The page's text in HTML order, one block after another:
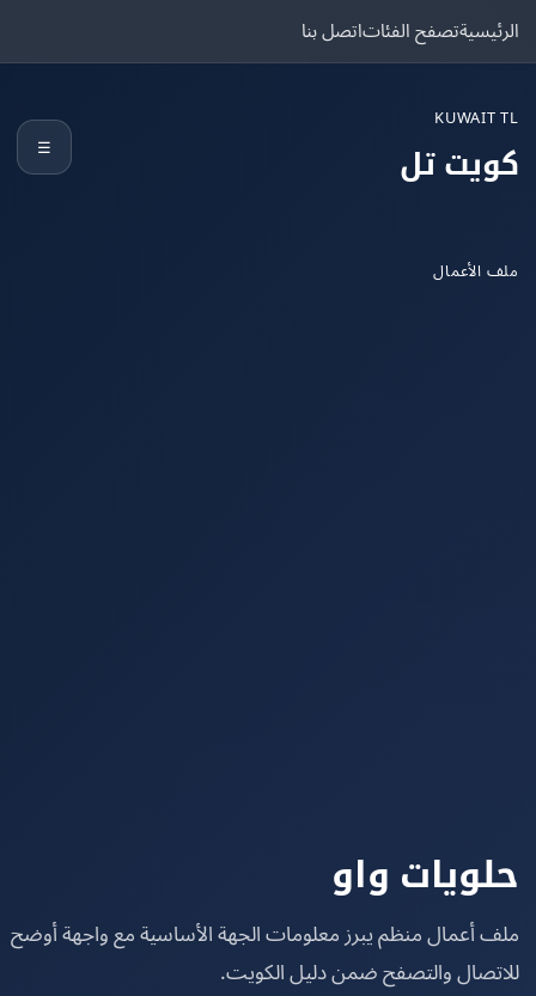
تصفح الفئاتاتصل بنا
تل
واو
منظم يبرز معلومات الجهة الأساسية مع واجهة أوضح
والتصفح ضمن دليل الكويت.